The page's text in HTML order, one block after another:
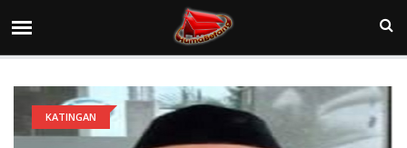
KATINGAN